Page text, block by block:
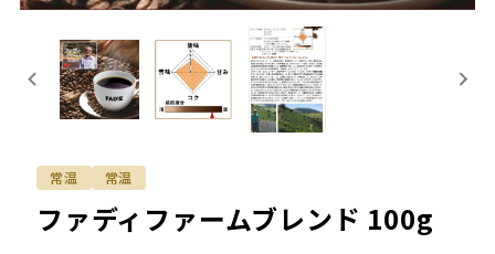
ファディファームブレンド 100g
常温 常温